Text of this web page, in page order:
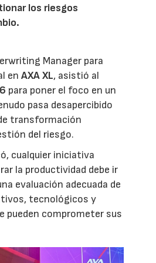
los riesgos
Manager para
enAXA XL, asistió al
para poner el foco en un
pasa desapercibido
transformación
del riesgo.
cualquier iniciativa
la productividad debe ir
evaluación adecuada de
tecnológicos y
pueden comprometer sus